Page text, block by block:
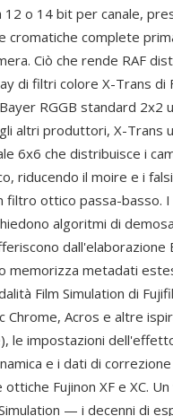
o 14 bit per canale,
cromatiche complete
Ciò che rende RAF
di filtri colore X-Trans di
RGGB standard 2x2
altri produttori, X-Trans
6x6 che distribuisce i
riducendo il moire e i
filtro ottico passa-basso. I
algoritmi di
dall'elaborazione
memorizza metadati
Film Simulation di
Chrome, Acros e altre
le impostazioni
e i dati di correzione
Fujinon XF e XC.
— i decenni di